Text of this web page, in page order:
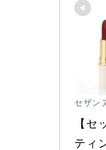
セザン
【セ
ティ